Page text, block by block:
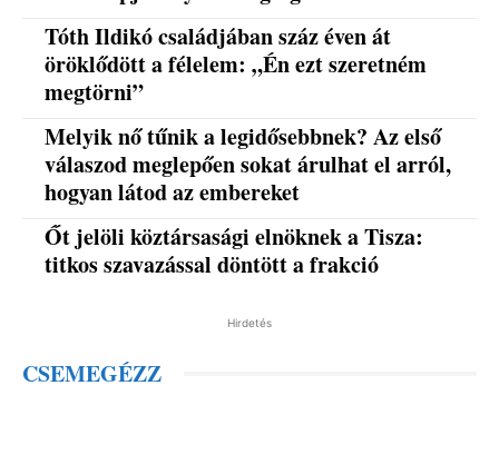
Tóth Ildikó családjában száz éven át
öröklődött a félelem: „Én ezt szeretném
megtörni”
Melyik nő tűnik a legidősebbnek? Az első
válaszod meglepően sokat árulhat el arról,
hogyan látod az embereket
Őt jelöli köztársasági elnöknek a Tisza:
titkos szavazással döntött a frakció
Hirdetés
CSEMEGÉZZ